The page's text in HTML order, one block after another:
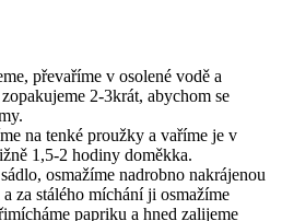
převaříme v osolené vodě a
2-3krát, abychom se
na tenké proužky a vaříme je v
1,5-2 hodiny doměkka.
osmažíme nadrobno nakrájenou
za stálého míchání ji osmažíme
papriku a hned zalijeme